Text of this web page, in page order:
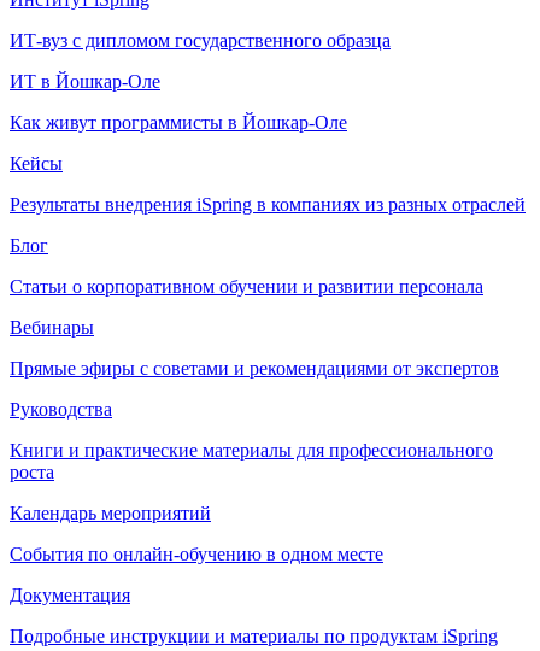
ИТ-вуз с дипломом государственного образца
ИТ в Йошкар-Оле
Как живут программисты в Йошкар‑Оле
Кейсы
Результаты внедрения iSpring в компаниях из разных отраслей
Блог
Статьи о корпоративном обучении и развитии персонала
Вебинары
Прямые эфиры с советами и рекомендациями от экспертов
Руководства
Книги и практические материалы для профессионального
роста
Календарь мероприятий
События по онлайн-обучению в одном месте
Документация
Подробные инструкции и материалы по продуктам iSpring